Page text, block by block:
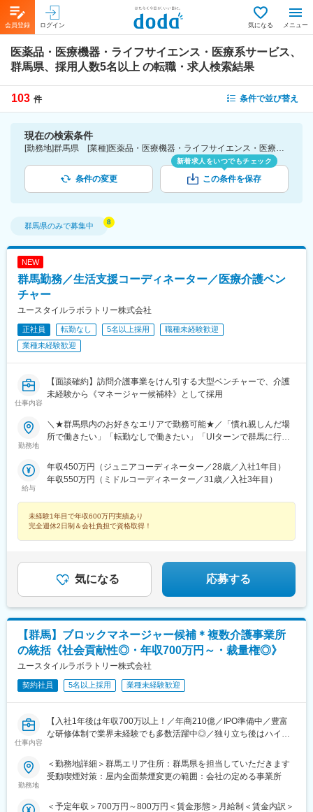
会員登録 ログイン 気になる メニュー
医薬品・医療機器・ライフサイエンス・医療系サービス、
群馬県、採用人数5名以上 の転職・求人検索結果
103 件 条件で並び替え
現在の検索条件
[勤務地]群馬県 [業種]医薬品・医療機器・ライフサイエンス・医療系サービス [詳細条件](募集・採用情報)採用人数5名以上
条件の変更
新着求人をいつでもチェック
この条件を保存
群馬県のみで募集中
NEW
群馬勤務／生活支援コーディネーター／医療介護ベン
チャー
ユースタイルラボラトリー株式会社
正社員 転勤なし 5名以上採用
職種未経験歓迎
業種未経験歓迎
仕事内容
【面談確約】訪問介護事業をけん引する大型ベンチャーで、介護
未経験から《マネージャー候補枠》として採用
勤務地
＼★群馬県内のお好きなエリアで勤務可能★／「慣れ親しんだ場
所で働きたい」「転勤なしで働きたい」「UIターンで群馬に行き
橋市、高崎市、桐生市、伊勢崎市、太田市、沼田市、館林市、渋
川市、藤岡市、富岡市、安中市、榛東村、吉岡町、上野村、下仁
和町、千代田町、大泉町、みどり市、東吾妻町、みなかみ町、邑
楽町※希望勤務地を踏まえて配属決定します※受動喫煙対策あり＝
＝＝☆将来的に全国のご希望勤務地へUIターン可能・初期費用会
給与
年収450万円（ジュニアコーディネーター／28歳／入社1年目）
年収550万円（ミドルコーディネーター／31歳／入社3年目）
未経験1年目で年収600万円実績あり
完全週休2日制＆会社負担で資格取得！
気になる 応募する
【群馬】ブロックマネージャー候補＊複数介護事業所
の統括《社会貢献性◎・年収700万円～・裁量権◎》
ユースタイルラボラトリー株式会社
契約社員 5名以上採用 業種未経験歓迎
仕事内容
【入社1年後は年収700万以上！／年商210億／IPO準備中／豊富
な研修体制で業界未経験でも多数活躍中◎／独り立ち後はハイブ
重度障害のある方や高齢者の方等に医療的ケアサービスを行う訪
ジャー候補を募集します。
勤務地
＜勤務地詳細＞群馬エリア住所：群馬県を担当していただきます
受動喫煙対策：屋内全面禁煙変更の範囲：会社の定める事業所
＜予定年収＞700万円～800万円＜賃金形態＞月給制＜賃金内訳＞